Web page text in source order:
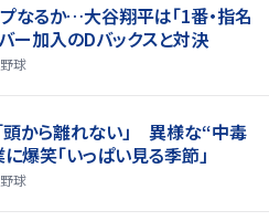
なるか…大谷翔平は「1番・指名
ー加入のDバックスと対決
野球
頭から離れない」 異様な“中毒
爆笑「いっぱい見る季節」
野球